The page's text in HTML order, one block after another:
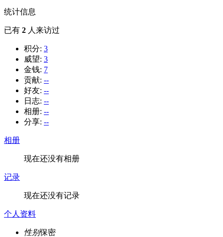
统计信息
已有 2 人来访过
积分: 3
威望: 3
金钱: 7
贡献: --
好友: --
日志: --
相册: --
分享: --
相册
现在还没有相册
记录
现在还没有记录
个人资料
性别保密